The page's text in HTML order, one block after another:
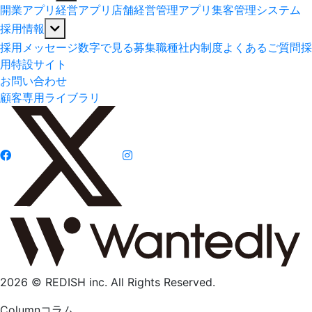
開業アプリ 経営アプリ 店舗経営管理アプリ 集客管理システム
採用情報
採用メッセージ数字で見る募集職種社内制度よくあるご質問採
用特設サイト
お問い合わせ
顧客専用ライブラリ
2026 © REDISH inc. All Rights Reserved.